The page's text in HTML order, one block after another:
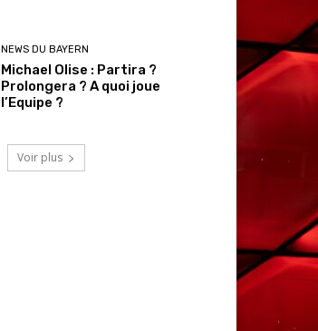
NEWS DU BAYERN
Michael Olise : Partira ?
Prolongera ? A quoi joue
l’Equipe ?
Voir plus